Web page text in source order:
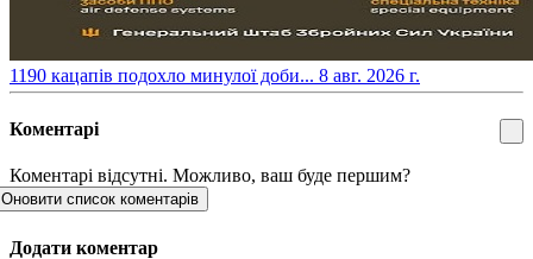
​1190 кацапів подохло минулої доби... 8 авг. 2026 г.
Коментарі
Коментарі відсутні. Можливо, ваш буде першим?
Оновити список коментарів
Додати коментар